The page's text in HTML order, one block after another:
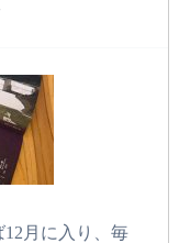
12月に入り、毎